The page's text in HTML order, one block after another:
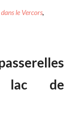
le Vercors,
lac de